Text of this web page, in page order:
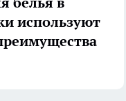
используют